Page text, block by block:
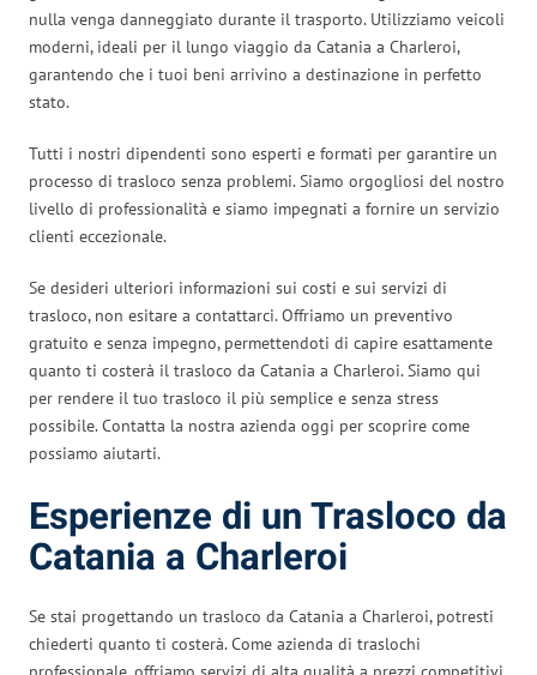
nulla venga danneggiato durante il trasporto. Utilizziamo veicoli
moderni, ideali per il lungo viaggio da Catania a Charleroi,
garantendo che i tuoi beni arrivino a destinazione in perfetto
stato.
Tutti i nostri dipendenti sono esperti e formati per garantire un
processo di trasloco senza problemi. Siamo orgogliosi del nostro
livello di professionalità e siamo impegnati a fornire un servizio
clienti eccezionale.
Se desideri ulteriori informazioni sui costi e sui servizi di
trasloco, non esitare a contattarci. Offriamo un preventivo
gratuito e senza impegno, permettendoti di capire esattamente
quanto ti costerà il trasloco da Catania a Charleroi. Siamo qui
per rendere il tuo trasloco il più semplice e senza stress
possibile. Contatta la nostra azienda oggi per scoprire come
possiamo aiutarti.
Esperienze di un Trasloco da
Catania a Charleroi
Se stai progettando un trasloco da Catania a Charleroi, potresti
chiederti quanto ti costerà. Come azienda di traslochi